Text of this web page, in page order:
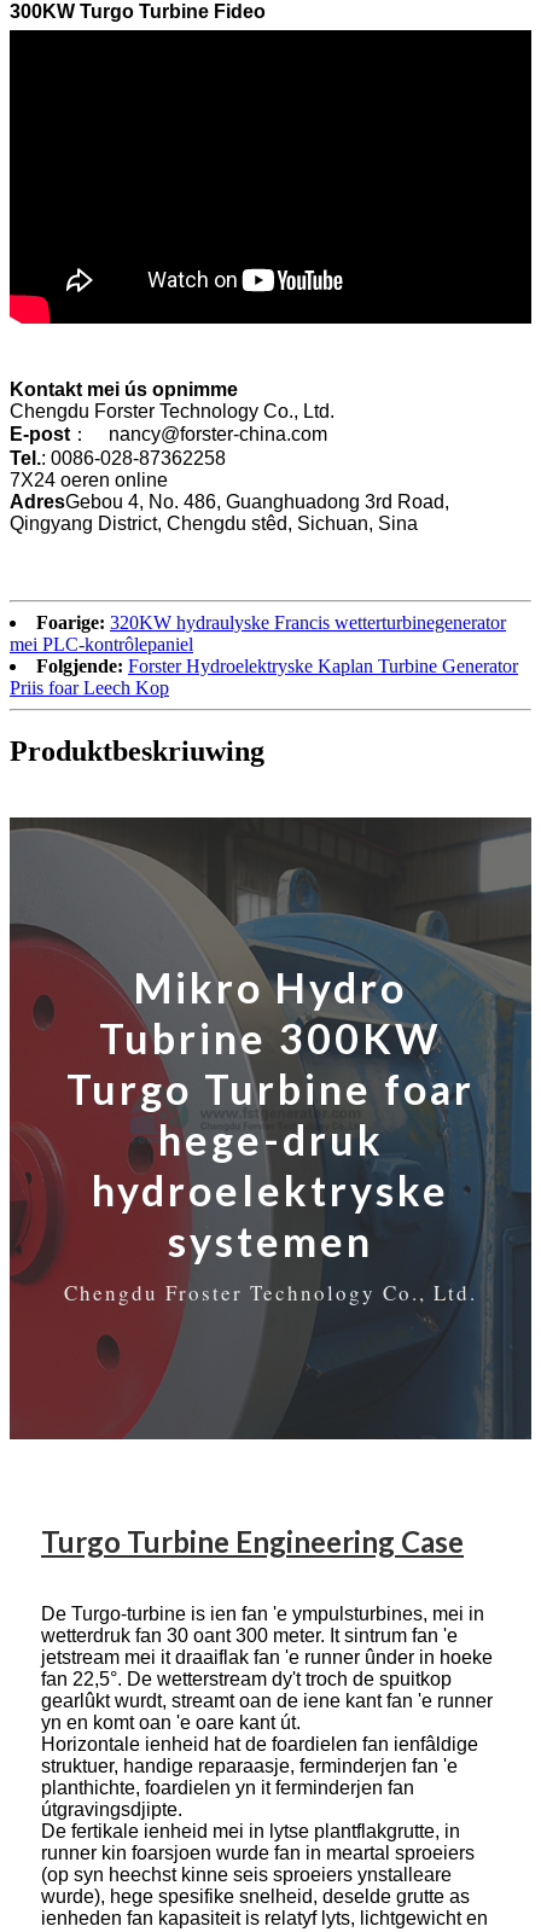
300KW Turgo Turbine Fideo
Kontakt mei ús opnimme
Chengdu Forster Technology Co., Ltd.
E-post ： nancy@forster-china.com
Tel.: 0086-028-87362258
7X24 oeren online
AdresGebou 4, No. 486, Guanghuadong 3rd Road,
Qingyang District, Chengdu stêd, Sichuan, Sina
Foarige: 320KW hydraulyske Francis wetterturbinegenerator
mei PLC-kontrôlepaniel
Folgjende: Forster Hydroelektryske Kaplan Turbine Generator
Priis foar Leech Kop
Produktbeskriuwing
Mikro Hydro
Tubrine 300KW
Turgo Turbine foar
hege-druk
hydroelektryske
systemen
Chengdu Froster Technology Co., Ltd.
Turgo Turbine Engineering Case
De Turgo-turbine is ien fan 'e ympulsturbines, mei in
wetterdruk fan 30 oant 300 meter. It sintrum fan 'e
jetstream mei it draaiflak fan 'e runner ûnder in hoeke
fan 22,5°. De wetterstream dy't troch de spuitkop
gearlûkt wurdt, streamt oan de iene kant fan 'e runner
yn en komt oan 'e oare kant út.
Horizontale ienheid hat de foardielen fan ienfâldige
struktuer, handige reparaasje, ferminderjen fan 'e
planthichte, foardielen yn it ferminderjen fan
útgravingsdjipte.
De fertikale ienheid mei in lytse plantflakgrutte, in
runner kin foarsjoen wurde fan in meartal sproeiers
(op syn heechst kinne seis sproeiers ynstalleare
wurde), hege spesifike snelheid, deselde grutte as
ienheden fan kapasiteit is relatyf lyts, lichtgewicht en